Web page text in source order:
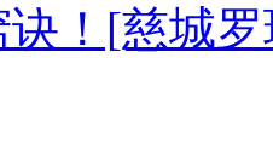
！[慈城